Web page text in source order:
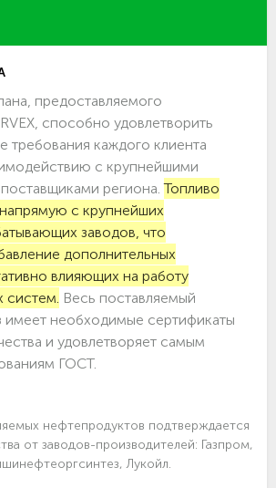
предоставляемого
способно удовлетворить
требования каждого клиента
с крупнейшими
региона.Топливо
с крупнейших
заводов, что
дополнительных
влияющих на работу
систем. Весь поставляемый
имеет необходимые сертификаты
и удовлетворяет самым
ГОСТ.
нефтепродуктов подтверждается
от заводов-производителей: Газпром,
Лукойл.